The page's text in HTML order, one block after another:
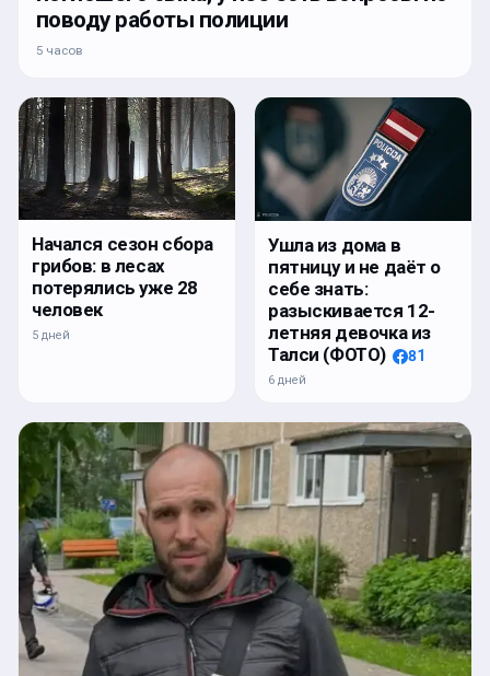
поводу работы полиции
5 часов
Начался сезон сбора
грибов: в лесах
потерялись уже 28
человек
5 дней
Ушла из дома в
пятницу и не даёт о
себе знать:
разыскивается 12-
летняя девочка из
Талси (ФОТО)
81
6 дней